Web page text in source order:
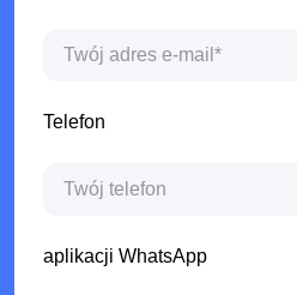
Telefon
aplikacji WhatsApp